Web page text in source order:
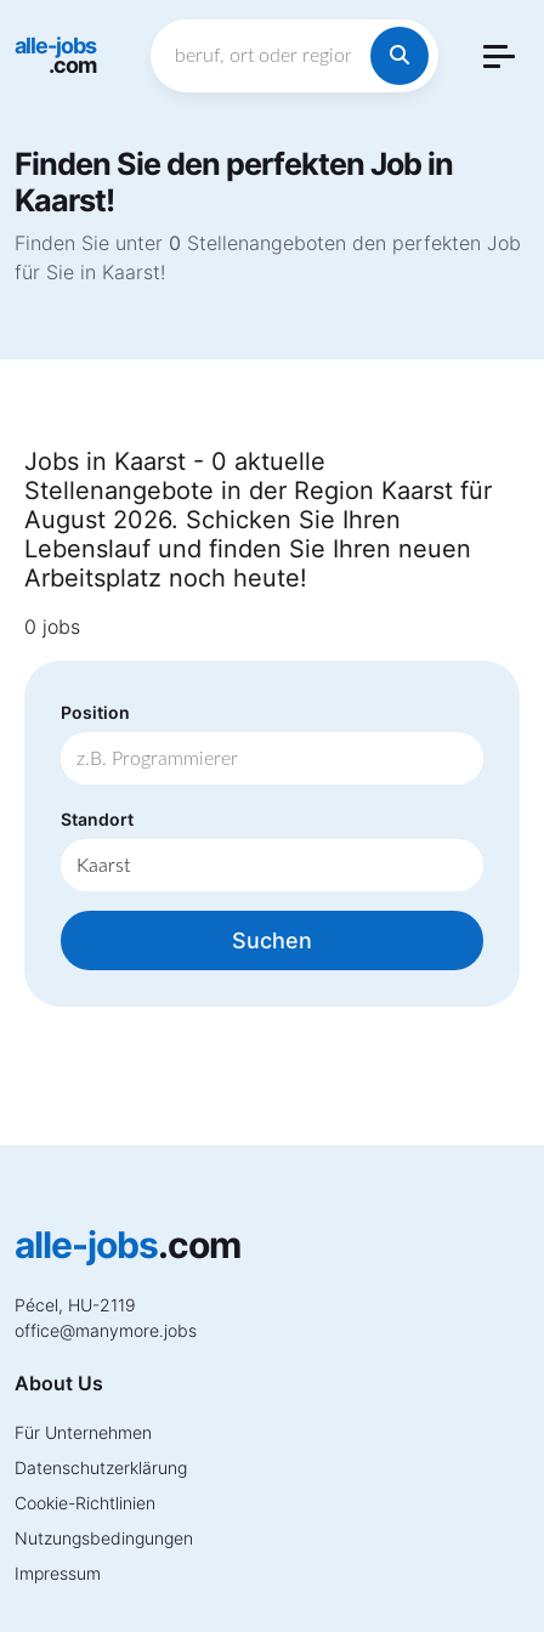
alle-jobs
.com
Finden Sie den perfekten Job in
Kaarst!
Finden Sie unter 0 Stellenangeboten den perfekten Job
für Sie in Kaarst!
Jobs in Kaarst - 0 aktuelle
Stellenangebote in der Region Kaarst für
August 2026. Schicken Sie Ihren
Lebenslauf und finden Sie Ihren neuen
Arbeitsplatz noch heute!
0 jobs
Position
Standort
Suchen
alle-jobs.com
Pécel, HU-2119
office@manymore.jobs
About Us
Für Unternehmen
Datenschutzerklärung
Cookie-Richtlinien
Nutzungsbedingungen
Impressum